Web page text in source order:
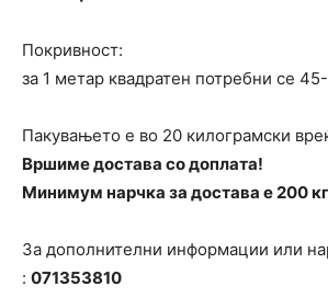
Покривност:
за 1 метар квадратен потребни се
Пакувањето е во 20 килограмски
Вршиме достава со доплата!
Минимум нарчка за достава е 200 кг
За дополнителни информации или
: 071353810